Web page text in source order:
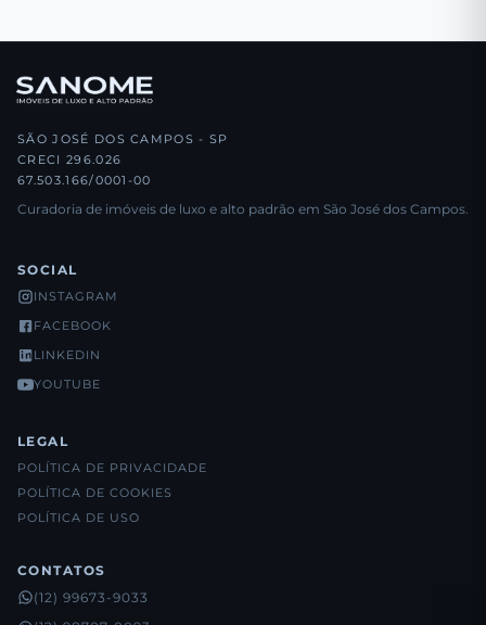
SÃO JOSÉ DOS CAMPOS - SP
CRECI 296.026
67.503.166/0001-00
Curadoria de imóveis de luxo e alto padrão em São José dos Campos.
SOCIAL
INSTAGRAM
FACEBOOK
LINKEDIN
YOUTUBE
LEGAL
POLÍTICA DE PRIVACIDADE
POLÍTICA DE COOKIES
POLÍTICA DE USO
CONTATOS
(12) 99673-9033